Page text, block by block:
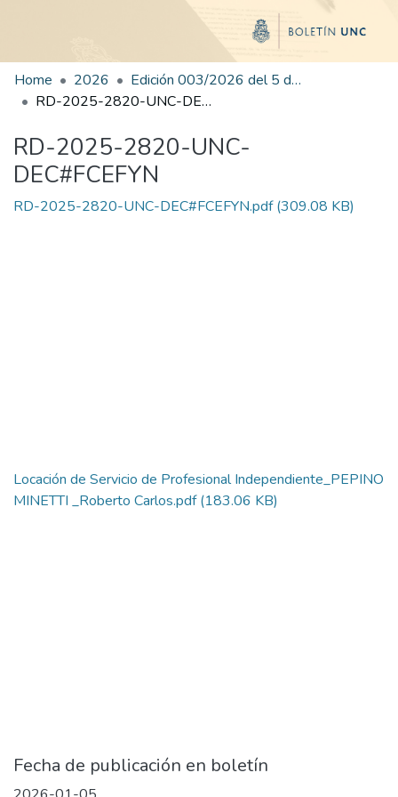
Home 2026
Edición 003/2026 del 5 de enero de 2026
RD-2025-2820-UNC-DEC#FCEFYN
RD-2025-2820-UNC-
DEC#FCEFYN
RD-2025-2820-UNC-DEC#FCEFYN.pdf(309.08 KB)
Locación de Servicio de Profesional Independiente_PEPINO
MINETTI _Roberto Carlos.pdf(183.06 KB)
Fecha de publicación en boletín